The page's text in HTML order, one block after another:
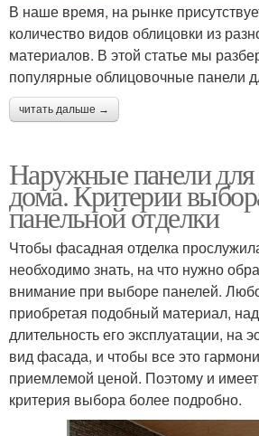
В наше время, на рынке
количество видов облицовки из
материалов. В этой статье мы
популярные облицовочные панели
читать дальше →
Наружные панели для
дома. Критерии
панельной отделки
Чтобы фасадная отделка
необходимо знать, на что нужно
внимание при выборе панелей.
приобретая подобный материал,
длительность его эксплуатации, на
вид фасада, и чтобы все это
приемлемой ценой. Поэтому и
критерия выбора более подробно.